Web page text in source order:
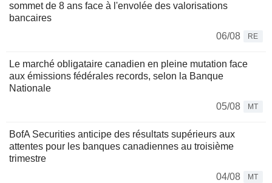
sommet de 8 ans face à l'envolée des valorisations
bancaires
06/08
RE
Le marché obligataire canadien en pleine mutation face
aux émissions fédérales records, selon la Banque
Nationale
05/08
MT
BofA Securities anticipe des résultats supérieurs aux
attentes pour les banques canadiennes au troisième
trimestre
04/08
MT